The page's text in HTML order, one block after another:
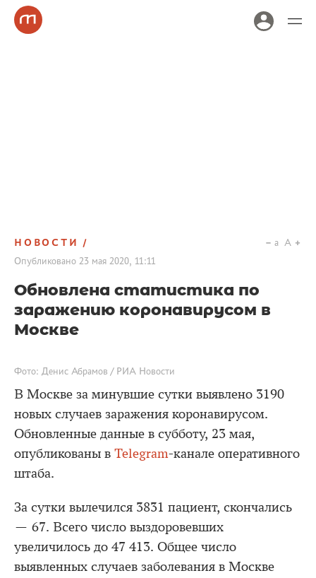
НОВОСТИ
Опубликовано 23 мая 2020, 11:11
a A
Обновлена статистика по
заражению коронавирусом в
Москве
Фото: Денис Абрамов / РИА Новости
В Москве за минувшие сутки выявлено 3190
новых случаев заражения коронавирусом.
Обновленные данные в субботу, 23 мая,
опубликованы в Telegram-канале оперативного
штаба.
За сутки вылечился 3831 пациент, скончались
— 67. Всего число выздоровевших
увеличилось до 47 413. Общее число
выявленных случаев заболевания в Москве